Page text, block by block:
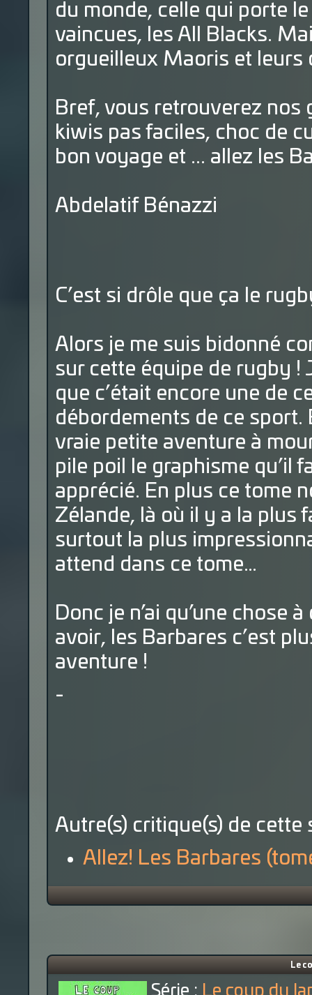
du monde, celle qui porte
vaincues, les All Blacks.
orgueilleux Maoris et leurs
Bref, vous retrouverez nos
kiwis pas faciles, choc de
bon voyage et ... allez les
Abdelatif Bénazzi
C’est si drôle que ça le
Alors je me suis bidonné
sur cette équipe de rugby !
que c’était encore une de
débordements de ce sport.
vraie petite aventure à
pile poil le graphisme qu’il
apprécié. En plus ce tome
Zélande, là où il y a la plus
surtout la plus
attend dans ce tome…
Donc je n’ai qu’une chose
avoir, les Barbares c’est
aventure !
-
Autre(s) critique(s) de cette
Allez! Les Barbares
Le
Série : Le coup du